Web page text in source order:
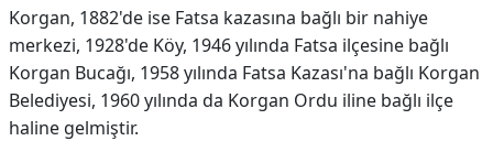
Korgan, 1882'de ise Fatsa kazasına bağlı bir nahiye
merkezi, 1928'de Köy, 1946 yılında Fatsa ilçesine bağlı
Korgan Bucağı, 1958 yılında Fatsa Kazası'na bağlı Korgan
Belediyesi, 1960 yılında da Korgan Ordu iline bağlı ilçe
haline gelmiştir.